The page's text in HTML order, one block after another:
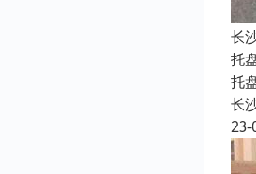
长
托
托
长
23-